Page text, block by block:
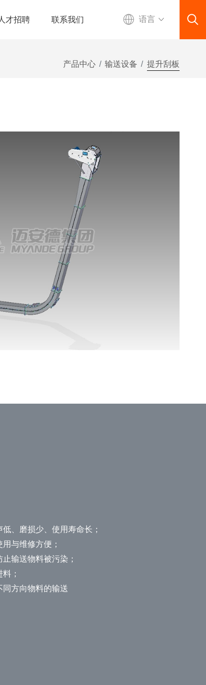
人才招聘 联系我们 语言
产品中心 输送设备 提升刮板
、磨损少、使用寿命长；
与维修方便；
输送物料被污染；
；
方向物料的输送